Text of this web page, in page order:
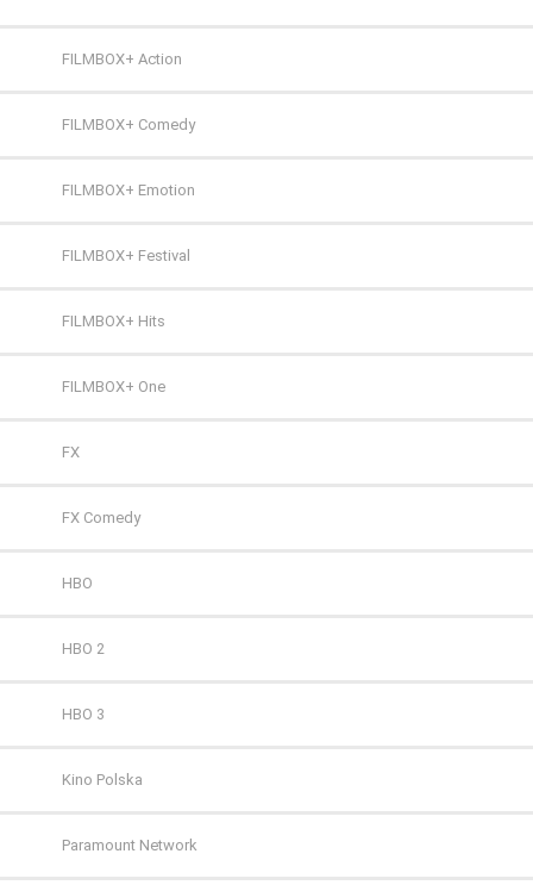
FILMBOX+ Action
FILMBOX+ Comedy
FILMBOX+ Emotion
FILMBOX+ Festival
FILMBOX+ Hits
FILMBOX+ One
FX
FX Comedy
HBO
HBO 2
HBO 3
Kino Polska
Paramount Network